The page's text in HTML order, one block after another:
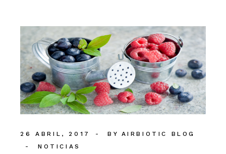
26 ABRIL, 2017 BY
AIRBIOTIC BLOG
NOTICIAS